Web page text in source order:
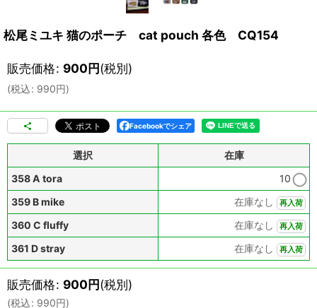
松尾ミユキ 猫のポーチ cat pouch 各色 CQ154
販売価格: 900円(税別)
(税込: 990円)
Facebookでシェア
選択
在庫
358 A tora
10
359 B mike
在庫なし 再入荷
360 C fluffy 在庫なし 再入荷
361 D stray 在庫なし 再入荷
販売価格: 900円(税別)
(税込: 990円)